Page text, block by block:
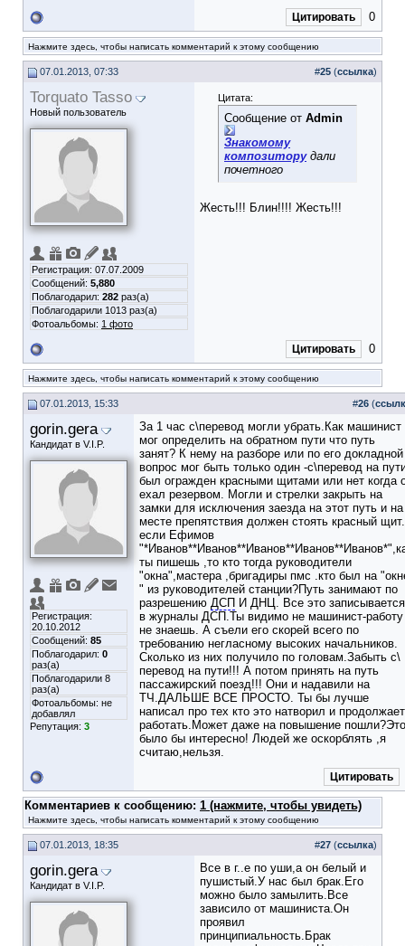
Цитировать 0
Нажмите здесь, чтобы написать комментарий к этому сообщению
07.01.2013, 07:33 #25 (ссылка)
Torquato Tasso
Новый пользователь
Регистрация: 07.07.2009
Сообщений: 5,880
Поблагодарил: 282 раз(а)
Поблагодарили 1013 раз(а)
Фотоальбомы: 1 фото
Цитата:
Сообщение от Admin
Знакомому
композиторудали
почетного
Жесть!!! Блин!!!! Жесть!!!
Цитировать 0
Нажмите здесь, чтобы написать комментарий к этому сообщению
07.01.2013, 15:33 #26 (
gorin.gera
Кандидат в V.I.P.
Регистрация:
20.10.2012
Сообщений: 85
Поблагодарил: 0
раз(а)
Поблагодарили 8
раз(а)
Фотоальбомы: не
добавлял
Репутация: 3
За 1 час с\перевод могли убрать.Как машинист
мог определить на обратном пути что путь
занят? К нему на разборе или по его докладной
вопрос мог быть только один -с\перевод на
был огражден красными щитами или нет когда
ехал резервом. Могли и стрелки закрыть на
замки для исключения заезда на этот путь и на
месте препятствия должен стоять красный
если Ефимов
ты пишешь ,то кто тогда руководители
"окна",мастера ,бригадиры пмс .кто был на
" из руководителей станции?Путь занимают по
разрешению ДСП И ДНЦ. Все это записывается
в журналы ДСП.Ты видимо не машинист-работу
не знаешь. А съели его скорей всего по
требованию негласному высоких начальников.
Сколько из них получило по головам.Забыть с\
перевод на пути!!! А потом принять на путь
пассажирский поезд!!! Они и надавили на
ТЧ.ДАЛЬШЕ ВСЕ ПРОСТО. Ты бы лучше
написал про тех кто это натворил и продолжает
работать.Может даже на повышение пошли?Это
было бы интересно! Людей же оскорблять ,я
считаю,нельзя.
Цитировать
Комментариев к сообщению: 1 (нажмите, чтобы увидеть)
Нажмите здесь, чтобы написать комментарий к этому сообщению
07.01.2013, 18:35 #27 (ссылка)
gorin.gera
Кандидат в V.I.P.
Все в г..е по уши,а он белый и
пушистый.У нас был брак.Его
можно было замылить.Все
зависило от машиниста.Он
проявил
принципиальность.Брак